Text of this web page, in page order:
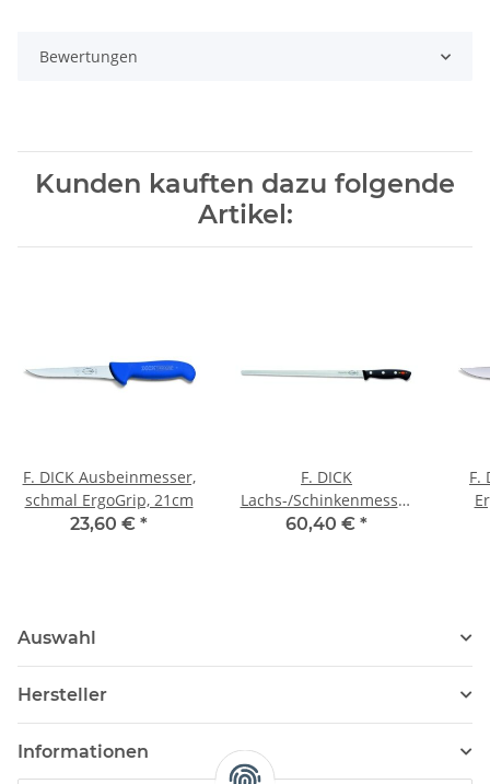
Bewertungen
Kunden kauften dazu folgende
Artikel:
F. DICK Ausbeinmesser,
schmal ErgoGrip, 21cm
23,60 € *
F. DICK
Lachs-/Schinkenmesser
Superior, 32 cm
60,40 € *
F.
Auswahl
Hersteller
Informationen